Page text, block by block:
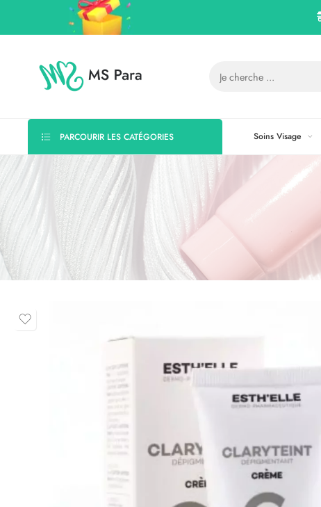
PARCOURIR LES CATÉGORIES Soins Visage